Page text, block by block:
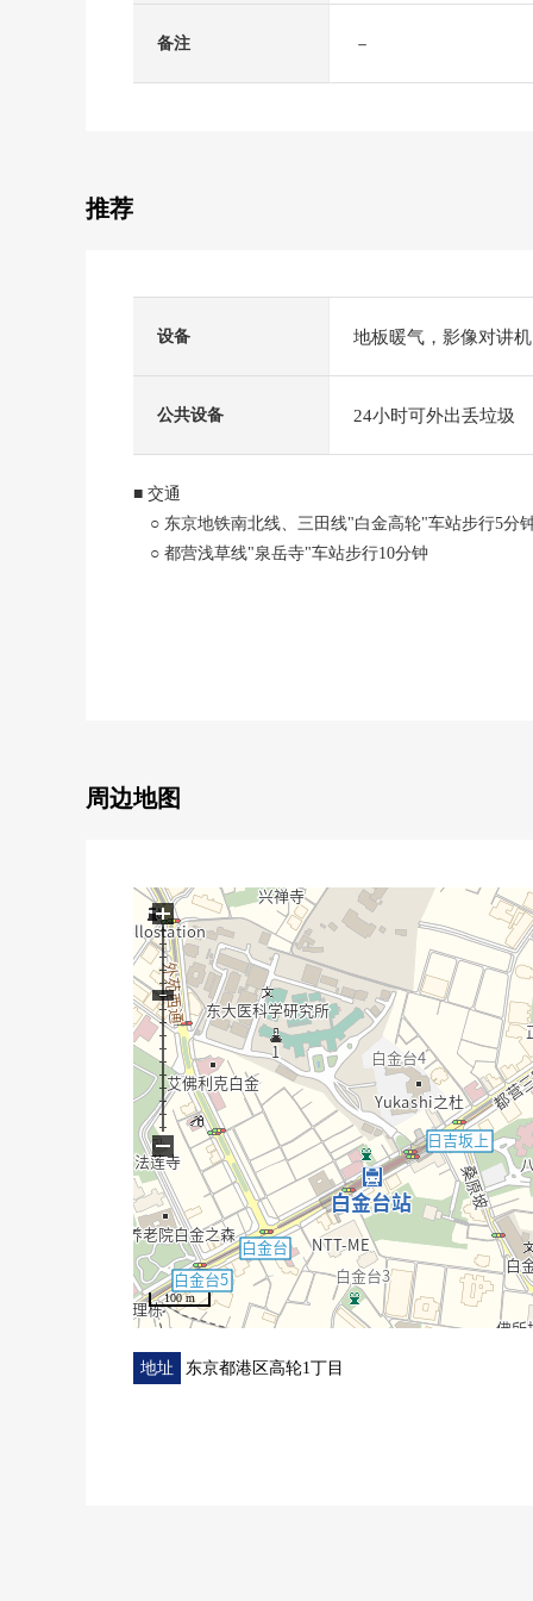
备注 －
推荐
设备 地板暖气，影像对讲
公共设备 24小时可外出丢垃圾
■ 交通
○ 东京地铁南北线、三田线"白金高轮"车站步行5分
○ 都营浅草线"泉岳寺"车站步行10分钟
○ 内装烤炉
○ 1418尺寸的全自动浴室
■ Mansion的特徴
○ NTT都市开发株式会社开发并分售
○ 株式会社钱高组施工
○ 位于高轮1丁目的高地的地上11层楼Residence
○ 礼宾服务
(部分收费:出租车安排，快递、干洗代办其他)
○ 有人24小时的管理(夜间保安)
○ 可饲养宠物(有细则)
周边地图
100 m
+
−
地址 东京都港区高轮1丁目